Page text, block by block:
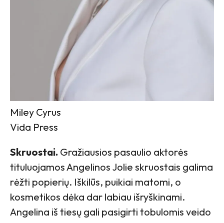
Miley Cyrus
Vida Press
Skruostai. Gražiausios pasaulio aktorės
tituluojamos Angelinos Jolie skruostais galima
rėžti popierių. Iškilūs, puikiai matomi, o
kosmetikos dėka dar labiau išryškinami.
Angelina iš tiesų gali pasigirti tobulomis veido